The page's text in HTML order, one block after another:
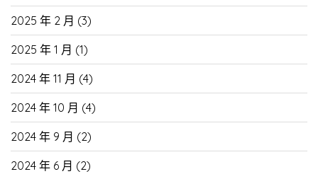
2025 年 2 月 (3)
2025 年 1 月 (1)
2024 年 11 月 (4)
2024 年 10 月 (4)
2024 年 9 月 (2)
2024 年 6 月 (2)